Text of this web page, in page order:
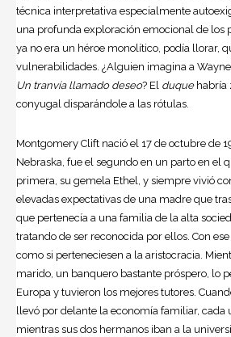
técnica interpretativa especialmente
una profunda exploración emocional de los
ya no era un héroe monolítico, podía llorar,
vulnerabilidades. ¿Alguien imagina a
Un tranvía llamado deseo? El duque habría
conyugal disparándole a las rótulas.
Montgomery Clift nació el 17 de octubre de
Nebraska, fue el segundo en un parto en el
primera, su gemela Ethel, y siempre vivió
elevadas expectativas de una madre que
que pertenecía a una familia de la alta
tratando de ser reconocida por ellos. Con
como si perteneciesen a la aristocracia.
marido, un banquero bastante próspero, lo
Europa y tuvieron los mejores tutores.
llevó por delante la economía familiar, cada
mientras sus dos hermanos iban a la